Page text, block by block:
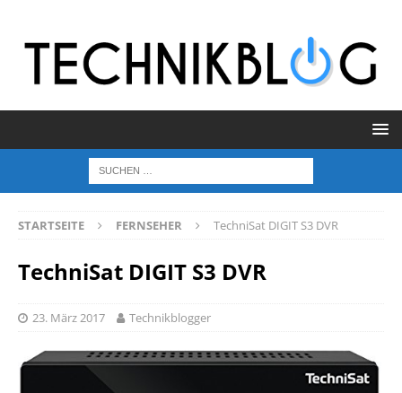
STARTSEITE FERNSEHER TechniSat DIGIT S3 DVR
TechniSat DIGIT S3 DVR
23. März 2017 Technikblogger